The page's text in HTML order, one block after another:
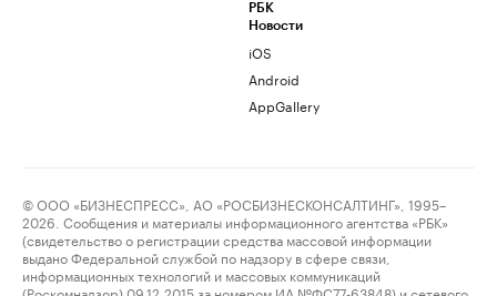
РБК
Новости
iOS
Android
AppGallery
© ООО «БИЗНЕСПРЕСС», АО «РОСБИЗНЕСКОНСАЛТИНГ», 1995–
2026. Сообщения и материалы информационного агентства «РБК»
(свидетельство о регистрации средства массовой информации
выдано Федеральной службой по надзору в сфере связи,
информационных технологий и массовых коммуникаций